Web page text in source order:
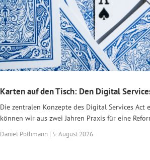
Karten auf den Tisch: Den Digital
Die zentralen Konzepte des Digital Services Act
können wir aus zwei Jahren Praxis für eine
Daniel Pothmann | 5. August 2026